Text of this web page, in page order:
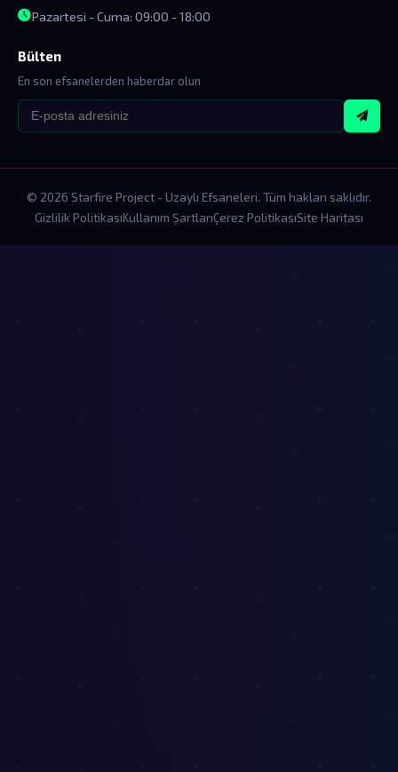
Pazartesi - Cuma: 09:00 - 18:00
Bülten
En son efsanelerden haberdar olun
© 2026 Starfire Project - Uzaylı Efsaneleri. Tüm hakları saklıdır.
Gizlilik PolitikasıKullanım ŞartlarıÇerez PolitikasıSite Haritası